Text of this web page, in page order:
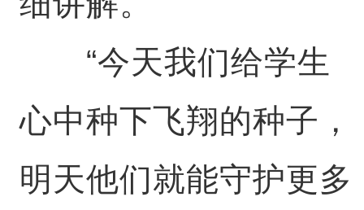
“今天我们给学生
心中种下飞翔的种子，
明天他们就能守护更多